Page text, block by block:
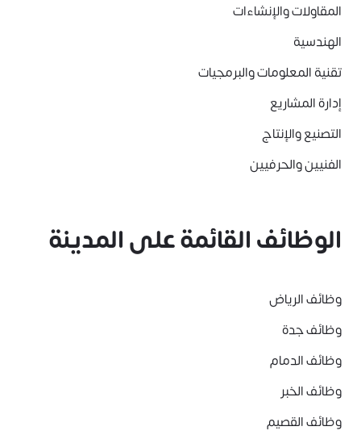
المقاولات والإنشاءات
الهندسية
تقنية المعلومات والبرمجيات
إدارة المشاريع
التصنيع والإنتاج
الفنيين والحرفيين
الوظائف القائمة على المدينة
وظائف الرياض
وظائف جدة
وظائف الدمام
وظائف الخبر
وظائف القصيم